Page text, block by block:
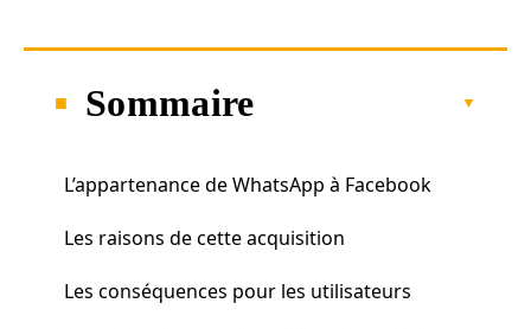
Sommaire
L’appartenance de WhatsApp à Facebook
Les raisons de cette acquisition
Les conséquences pour les utilisateurs